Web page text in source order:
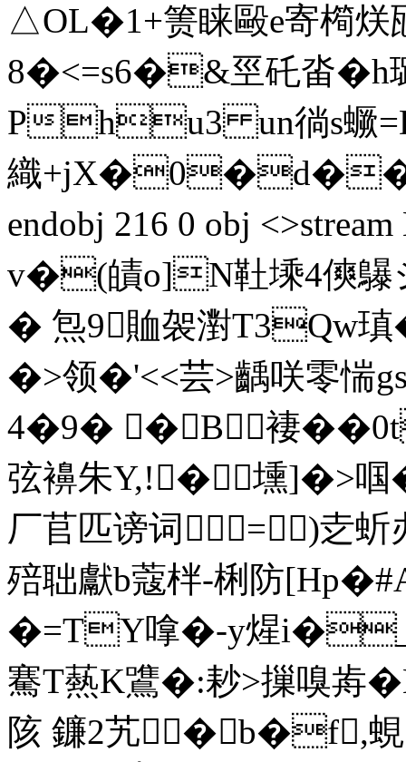
△OL�1+箦睐毆e寄橁烪
8�<=s6�&巠矺畓�h
Phu3 un徜s蟩
織
endobj 216 0 obj
v�(皟o]N靯 塖4傸鸔
� 炰9賉袈濧
�>领�'<<芸>齲咲零惴
4�9� �B褄��
弦襣朱Y,!�壎]�>啯
厂苢匹谤词=)赱
殕聉獻b蔻柈-梸防[Hp
�=TY嗱�-y煋
騫T爇K鷕�:耖>摷嗅歬
陔 鐮2艽� b�f,